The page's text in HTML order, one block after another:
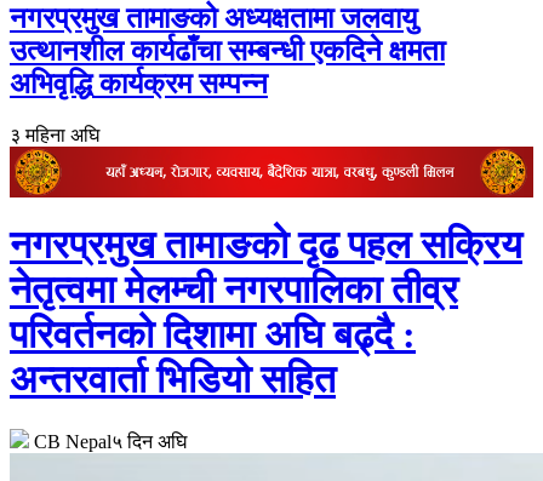
नगरप्रमुख तामाङको अध्यक्षतामा जलवायु
उत्थानशील कार्यढाँचा सम्बन्धी एकदिने क्षमता
अभिवृद्धि कार्यक्रम सम्पन्न
३ महिना अघि
नगरप्रमुख तामाङको दृढ पहल सक्रिय
नेतृत्वमा मेलम्ची नगरपालिका तीव्र
परिवर्तनको दिशामा अघि बढ्दै :
अन्तरवार्ता भिडियो सहित
CB Nepal५ दिन अघि